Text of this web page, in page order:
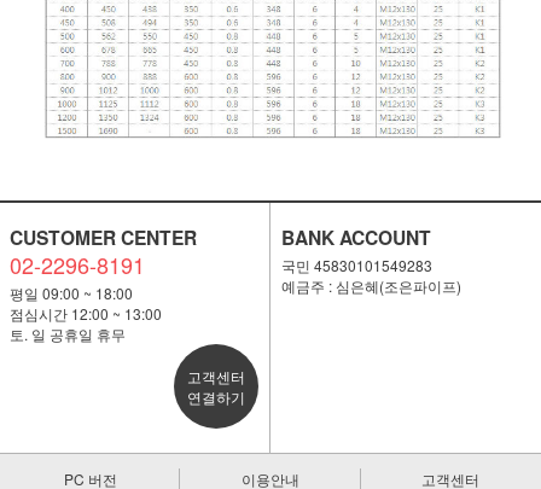
CUSTOMER CENTER
02-2296-8191
평일 09:00 ~ 18:00
점심시간 12:00 ~ 13:00
토. 일 공휴일 휴무
고객센터
연결하기
BANK ACCOUNT
국민 45830101549283
예금주 : 심은혜(조은파이프)
PC 버전 이용안내 고객센터